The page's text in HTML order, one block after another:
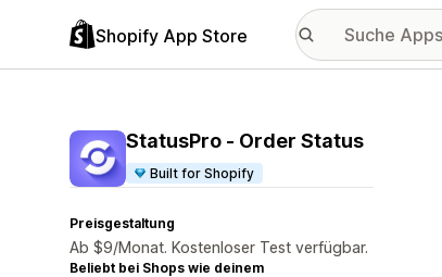
Shopify App Store
StatusPro ‑ Order Status
Built for Shopify
Preisgestaltung
Ab $9/Monat. Kostenloser Test verfügbar.
Beliebt bei Shops wie deinem